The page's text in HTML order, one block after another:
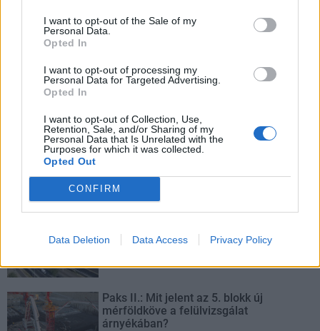
I want to opt-out of the Sale of my
Personal Data.
Opted In
I want to opt-out of processing my
Personal Data for Targeted Advertising.
Opted In
I want to opt-out of Collection, Use,
Retention, Sale, and/or Sharing of my
Personal Data that Is Unrelated with the
Purposes for which it was collected.
Opted Out
CONFIRM
Data Deletion Data Access Privacy Policy
Másfélszeresére bővítik Hódmezővásárhely jó hírű
református iskoláját
A Szőnyi Benjámin Általános Iskola fejlesztését a FERROÉP
kivitelezheti; a munkák csaknem egy évig tartanak majd.
Flórián téri felüljárón
Paks II.: Mit jelent az 5. blokk új
mérföldköve a felülvizsgálat
árnyékában?